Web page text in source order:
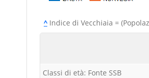
^Indice di Vecchiaia =
Classi di età: Fonte SSB